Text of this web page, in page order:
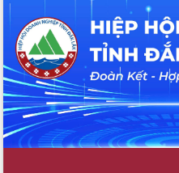
hiện nhiệm vụ quản lý tài sản công
hàng tuần
Tháo gỡ những vướng mắc, đẩy mạnh
công tác cải cách thủ tục hành chính
tại Trung tâm Phục vụ hành chính
công tỉnh
Đắk Lắk: Tôn vinh 46 giải pháp tại Hội
thi Sáng tạo Kỹ thuật 2024 - 2025